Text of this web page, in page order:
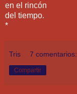
en el rincón
del tiempo.
*
Tris 7 comentarios:
Compartir